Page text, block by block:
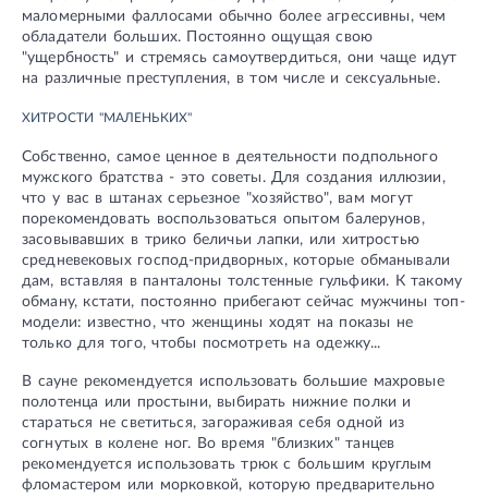
маломерными фаллосами обычно более агрессивны, чем
обладатели больших. Постоянно ощущая свою
"ущербность" и стремясь самоутвердиться, они чаще идут
на различные преступления, в том числе и сексуальные.
ХИТРОСТИ "МАЛЕНЬКИХ"
Собственно, самое ценное в деятельности подпольного
мужского братства - это советы. Для создания иллюзии,
что у вас в штанах серьезное "хозяйство", вам могут
порекомендовать воспользоваться опытом балерунов,
засовывавших в трико беличьи лапки, или хитростью
средневековых господ-придворных, которые обманывали
дам, вставляя в панталоны толстенные гульфики. К такому
обману, кстати, постоянно прибегают сейчас мужчины топ-
модели: известно, что женщины ходят на показы не
только для того, чтобы посмотреть на одежку...
В сауне рекомендуется использовать большие махровые
полотенца или простыни, выбирать нижние полки и
стараться не светиться, загораживая себя одной из
согнутых в колене ног. Во время "близких" танцев
рекомендуется использовать трюк с большим круглым
фломастером или морковкой, которую предварительно